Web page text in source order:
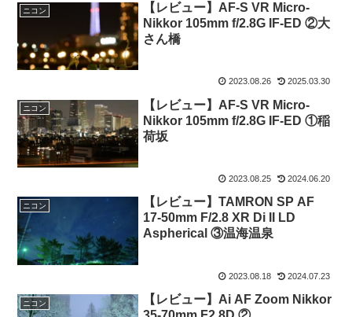
ニコン
【レビュー】AF-S VR Micro-
Nikkor 105mm f/2.8G IF-ED ②大
さん橋
2023.08.26 2025.03.30
ニコン
【レビュー】AF-S VR Micro-
Nikkor 105mm f/2.8G IF-ED ①稲
荷坂
2023.08.25 2024.06.20
ニコン
【レビュー】TAMRON SP AF
17-50mm F/2.8 XR Di II LD
Aspherical ③温海温泉
2023.08.18 2024.07.23
ニコン
【レビュー】Ai AF Zoom Nikkor